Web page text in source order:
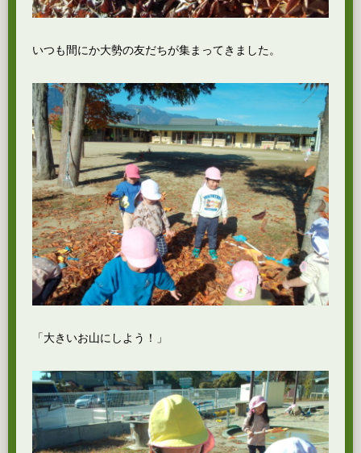
いつも間にか大勢の友だちが集まってきました。
「大きいお山にしよう！」